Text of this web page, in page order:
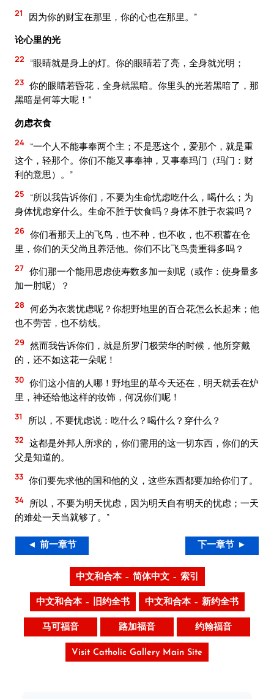
21
因为你的财宝在那里，你的心也在那里。”
论心里的光
22 “眼睛就是身上的灯。你的眼睛若了亮，全身就光明；
23 你的眼睛若昏花，全身就黑暗。你里头的光若黑暗了，那
黑暗是何等大呢！”
勿虑衣食
24 “一个人不能事奉两个主；不是恶这个，爱那个，就是重
这个，轻那个。你们不能又事奉神，又事奉玛门（玛门：财
利的意思）。”
25
“所以我告诉你们，不要为生命忧虑吃什么，喝什么；为
身体忧虑穿什么。生命不胜于饮食吗？身体不胜于衣裳吗？
26 你们看那天上的飞鸟，也不种，也不收，也不积蓄在仓
里，你们的天父尚且养活他。你们不比飞鸟贵重得多吗？
27 你们那一个能用思虑使寿数多加一刻呢（或作：使身量多
加一肘呢）？
28 何必为衣裳忧虑呢？你想野地里的百合花怎么长起来；他
也不劳苦，也不纺线。
29 然而我告诉你们，就是所罗门极荣华的时候，他所穿戴
的，还不如这花一朵呢！
30 你们这小信的人哪！野地里的草今天还在，明天就丢在炉
里，神还给他这样的妆饰，何况你们呢！
31 所以，不要忧虑说：吃什么？喝什么？穿什么？
32 这都是外邦人所求的，你们需用的这一切东西，你们的天
父是知道的。
33 你们要先求他的国和他的义，这些东西都要加给你们了。
34 所以，不要为明天忧虑，因为明天自有明天的忧虑；一天
的难处一天当就够了。”
◄ 前一章节 下一章节 ►
中文和合本 – 简体中文 – 索引
中文和合本 – 旧约全书 中文和合本 – 新约全书
马可福音 路加福音 约翰福音
Visit Catholic Gallery Main Site